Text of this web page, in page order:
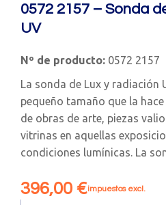
0572 2157 – Sonda
UV
Nº de producto: 0572 2157
La sonda de Lux y radiación
pequeño tamaño que la
de obras de arte, piezas
vitrinas en aquellas
condiciones lumínicas. La
396,00 €impuestos excl.